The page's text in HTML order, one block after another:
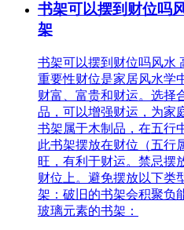
书架可以摆到财位吗
架
书架可以摆到财位吗风水
重要性财位是家居风水学
财富、富贵和财运。选择
品，可以增强财运，为家
书架属于木制品，在五行
此书架摆放在财位（五行
旺，有利于财运。禁忌摆
财位上。避免摆放以下类
架：破旧的书架会积聚负
玻璃元素的书架：